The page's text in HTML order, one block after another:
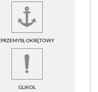
PRZEMYSŁ OKRĘTOWY
GLIKOL